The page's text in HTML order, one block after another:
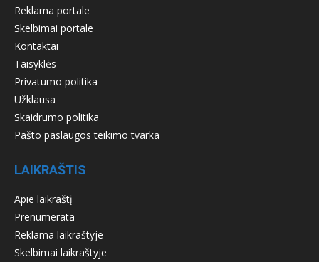
Reklama portale
Skelbimai portale
Kontaktai
Taisyklės
Privatumo politika
Užklausa
Skaidrumo politika
Pašto paslaugos teikimo tvarka
LAIKRAŠTIS
Apie laikraštį
Prenumerata
Reklama laikraštyje
Skelbimai laikraštyje